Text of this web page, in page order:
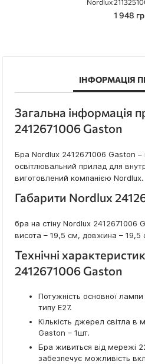
Nordlux
1 948
ІНФОРМАЦІЯ
Загальна інформація
2412671006 Gaston
Бра Nordlux 2412671006 Gaston –
освітлювальний прилад для
виготовлений компанією Nordlux.
Габарити Nordlux
бра на стіну Nordlux 2412671006
висота – 19,5 см, довжина – 19,5
Технічні
2412671006 Gaston
Потужність основної
типу E27.
Кількість джерел світла в
Gaston – 1шт.
Бра живиться від мережі
забезпечує можливість